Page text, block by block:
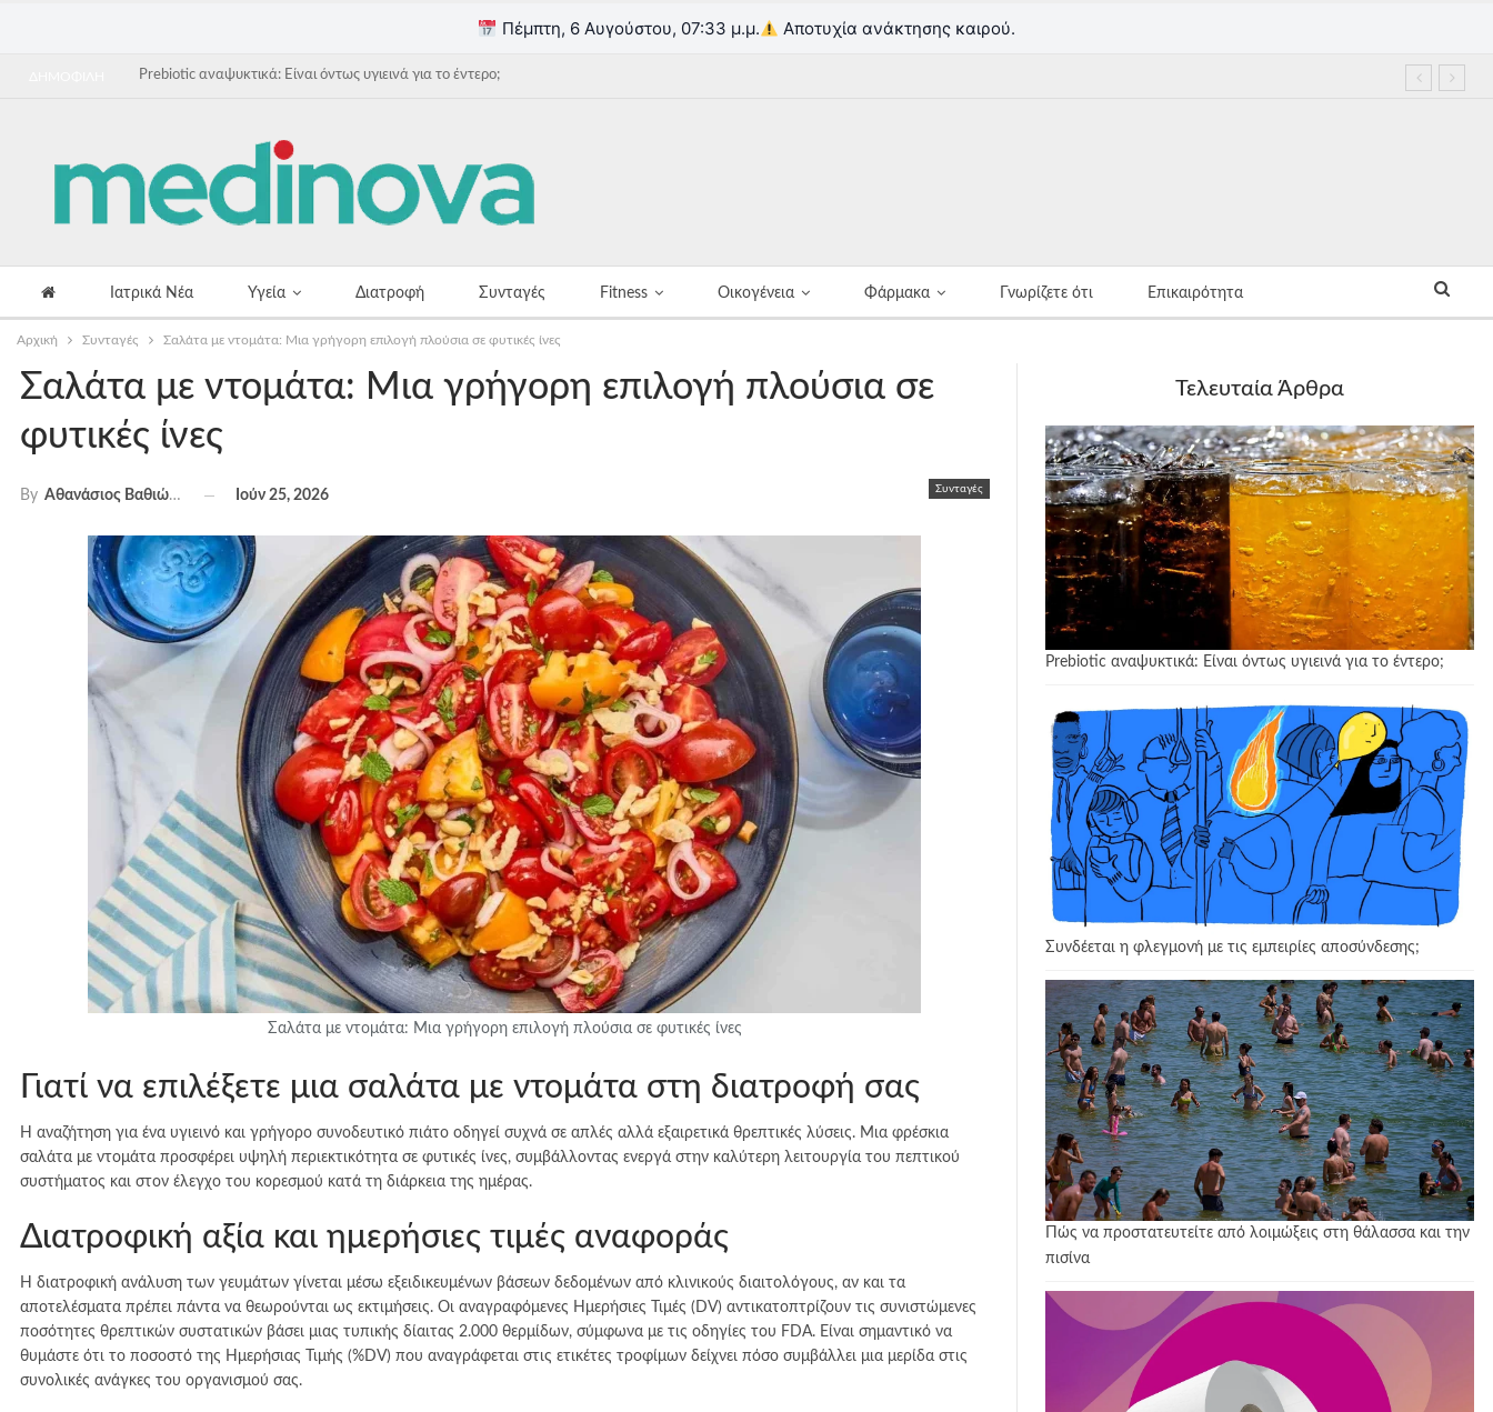
Πέμπτη, 6 Αυγούστου, 07:33 μ.μ. Αποτυχία ανάκτησης καιρού.
Prebiotic αναψυκτικά: Είναι όντως υγιεινά για το έντερο;
Ιατρικά Νέα Υγεία Διατροφή Συνταγές Fitness Οικογένεια Φάρμακα Γνωρίζετε ότι Επικαιρότητα
Αρχική Συνταγές Σαλάτα με ντομάτα: Μια γρήγορη επιλογή πλούσια σε φυτικές ίνες
Σαλάτα με ντομάτα: Μια γρήγορη επιλογή πλούσια σε
φυτικές ίνες
Συνταγές
By Αθανάσιος Βαθιώτης Ιούν 25, 2026
Σαλάτα με ντομάτα: Μια γρήγορη επιλογή πλούσια σε φυτικές ίνες
Γιατί να επιλέξετε μια σαλάτα με ντομάτα στη διατροφή σας
Η αναζήτηση για ένα υγιεινό και γρήγορο συνοδευτικό πιάτο οδηγεί συχνά σε απλές αλλά εξαιρετικά θρεπτικές λύσεις. Μια φρέσκια
σαλάτα με ντομάτα προσφέρει υψηλή περιεκτικότητα σε φυτικές ίνες, συμβάλλοντας ενεργά στην καλύτερη λειτουργία του πεπτικού
συστήματος και στον έλεγχο του κορεσμού κατά τη διάρκεια της ημέρας.
Διατροφική αξία και ημερήσιες τιμές αναφοράς
Η διατροφική ανάλυση των γευμάτων γίνεται μέσω εξειδικευμένων βάσεων δεδομένων από κλινικούς διαιτολόγους, αν και τα
αποτελέσματα πρέπει πάντα να θεωρούνται ως εκτιμήσεις. Οι αναγραφόμενες Ημερήσιες Τιμές (DV) αντικατοπτρίζουν τις συνιστώμενες
ποσότητες θρεπτικών συστατικών βάσει μιας τυπικής δίαιτας 2.000 θερμίδων, σύμφωνα με τις οδηγίες του FDA. Είναι σημαντικό να
θυμάστε ότι το ποσοστό της Ημερήσιας Τιμής (%DV) που αναγράφεται στις ετικέτες τροφίμων δείχνει πόσο συμβάλλει μια μερίδα στις
συνολικές ανάγκες του οργανισμού σας.
Τελευταία Άρθρα
Prebiotic αναψυκτικά: Είναι όντως υγιεινά για το έντερο;
Συνδέεται η φλεγμονή με τις εμπειρίες αποσύνδεσης;
Πώς να προστατευτείτε από λοιμώξεις στη θάλασσα και την
πισίνα